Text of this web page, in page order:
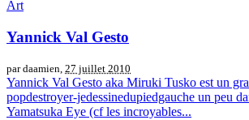
Art
Yannick Val Gesto
par daamien, 27 juillet 2010
Yannick Val Gesto aka Miruki Tusko est un
popdestroyer-jedessinedupiedgauche un peu
Yamatsuka Eye (cf les incroyables...